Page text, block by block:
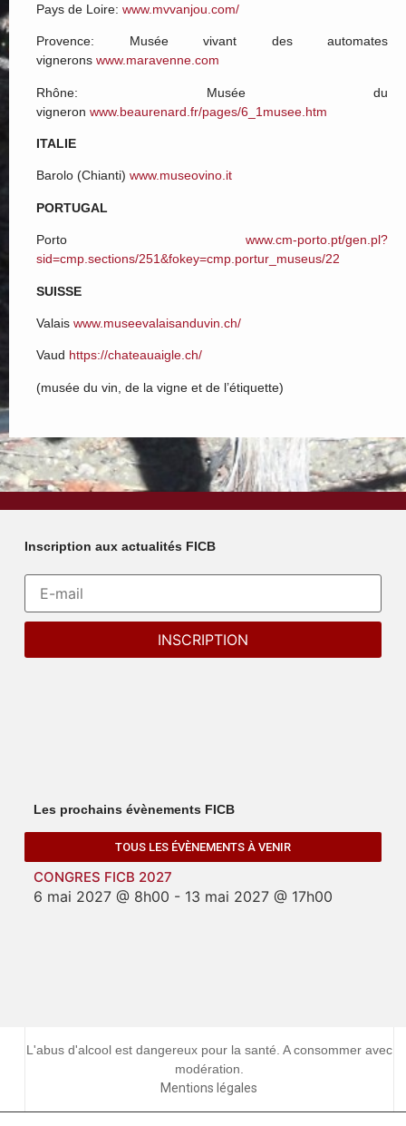
Pays de Loire: www.mvvanjou.com/
Provence: Musée vivant des automates
vignerons www.maravenne.com
Rhône: Musée du
vigneron www.beaurenard.fr/pages/6_1musee.htm
ITALIE
Barolo (Chianti) www.museovino.it
PORTUGAL
Porto www.cm-porto.pt/gen.pl?
sid=cmp.sections/251&fokey=cmp.portur_museus/22
SUISSE
Valais www.museevalaisanduvin.ch/
Vaud https://chateauaigle.ch/
(musée du vin, de la vigne et de l’étiquette)
Inscription aux actualités FICB
Les prochains évènements FICB
TOUS LES ÉVÈNEMENTS À VENIR
CONGRES FICB 2027
6 mai 2027 @ 8h00 - 13 mai 2027 @ 17h00
L'abus d'alcool est dangereux pour la santé. A consommer avec
modération.
Mentions légales